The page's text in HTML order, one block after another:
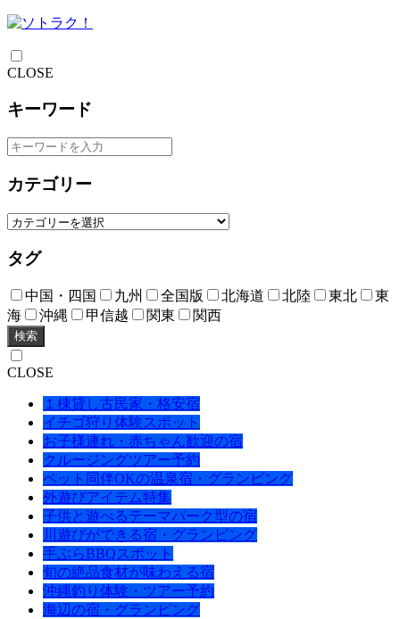
CLOSE
キーワード
カテゴリー
タグ
中国・四国 九州 全国版 北海道 北陸 東北
東
海
沖縄 甲信越 関東 関西
検索
CLOSE
１棟貸し古民家・格安宿
イチゴ狩り体験スポット
お子様連れ・赤ちゃん歓迎の宿
クルージングツアー予約
ペット同伴OKの温泉宿・グランピング
外遊びアイテム特集
子供と遊べるテーマパーク型の宿
川遊びができる宿・グランピング
手ぶらBBQスポット
旬の絶品食材が味わえる宿
沖縄釣り体験・ツアー予約
海辺の宿・グランピング